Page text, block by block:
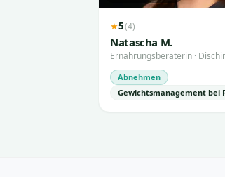
★5(4)
Natascha M.
Ernährungsberaterin ·
Abnehmen
Gewichtsmanagement bei